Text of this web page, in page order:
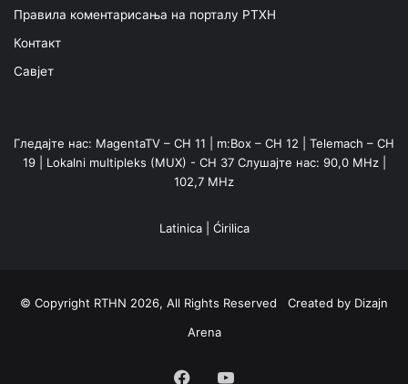
Правила коментарисања на порталу РТХН
Контакт
Савјет
Гледајте нас: MagentaTV – CH 11 | m:Box – CH 12 | Telemach – CH
19 | Lokalni multipleks (MUX) - CH 37 Слушајте нас: 90,0 MHz |
102,7 MHz
Latinica| Ćirilica
© Copyright RTHN 2026, All Rights Reserved Created by Dizajn
Arena
Facebook